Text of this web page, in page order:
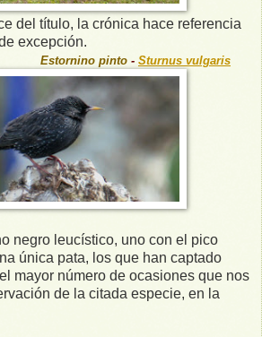
del título, la crónica hace referencia
excepción.
Estornino pinto - Sturnus vulgaris
negro leucístico, uno con el pico
única pata, los que han captado
mayor número de ocasiones que nos
de la citada especie, en la